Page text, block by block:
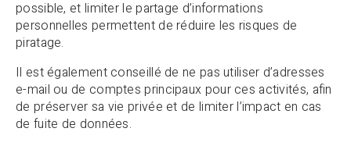
possible, et limiter le partage d’informations
personnelles permettent de réduire les risques de
piratage.
Il est également conseillé de ne pas utiliser d’adresses
e-mail ou de comptes principaux pour ces activités, afin
de préserver sa vie privée et de limiter l’impact en cas
de fuite de données.